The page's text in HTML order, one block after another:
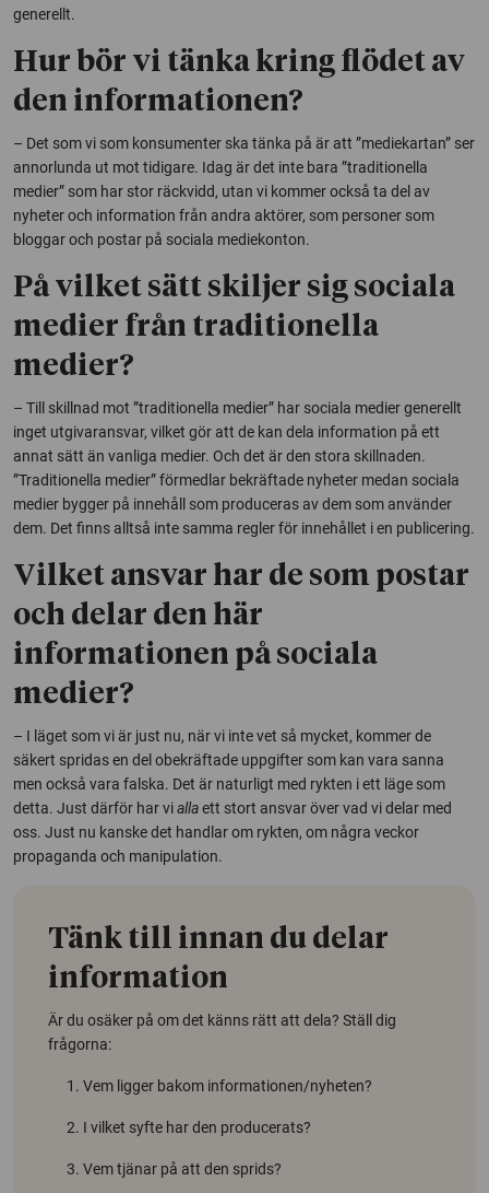
generellt.
Hur bör vi tänka kring flödet av
den informationen?
– Det som vi som konsumenter ska tänka på är att ”mediekartan” ser
annorlunda ut mot tidigare. Idag är det inte bara ”traditionella
medier” som har stor räckvidd, utan vi kommer också ta del av
nyheter och information från andra aktörer, som personer som
bloggar och postar på sociala mediekonton.
På vilket sätt skiljer sig sociala
medier från traditionella
medier?
– Till skillnad mot ”traditionella medier” har sociala medier generellt
inget utgivaransvar, vilket gör att de kan dela information på ett
annat sätt än vanliga medier. Och det är den stora skillnaden.
”Traditionella medier” förmedlar bekräftade nyheter medan sociala
medier bygger på innehåll som produceras av dem som använder
dem. Det finns alltså inte samma regler för innehållet i en publicering.
Vilket ansvar har de som postar
och delar den här
informationen på sociala
medier?
– I läget som vi är just nu, när vi inte vet så mycket, kommer de
säkert spridas en del obekräftade uppgifter som kan vara sanna
men också vara falska. Det är naturligt med rykten i ett läge som
detta. Just därför har viallaett stort ansvar över vad vi delar med
oss. Just nu kanske det handlar om rykten, om några veckor
propaganda och manipulation.
Tänk till innan du delar
information
Är du osäker på om det känns rätt att dela? Ställ dig
frågorna:
Vem ligger bakom informationen/nyheten?
I vilket syfte har den producerats?
Vem tjänar på att den sprids?